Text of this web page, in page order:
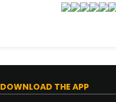
DOWNLOAD THE APP